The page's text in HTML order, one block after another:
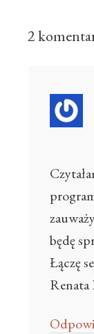
2
będę
Łączę
Renata